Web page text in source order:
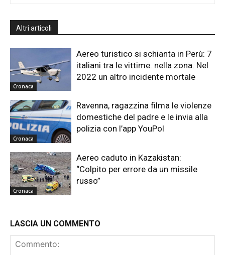
Altri articoli
Cronaca
Aereo turistico si schianta in Perù: 7
italiani tra le vittime. nella zona. Nel
2022 un altro incidente mortale
Cronaca
Ravenna, ragazzina filma le violenze
domestiche del padre e le invia alla
polizia con l’app YouPol
Cronaca
Aereo caduto in Kazakistan:
“Colpito per errore da un missile
russo”
LASCIA UN COMMENTO